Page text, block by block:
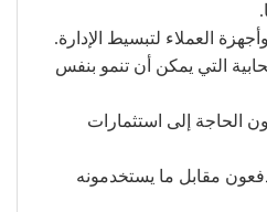
العملاء لتبسيط الإدارة.
التي يمكن أن تنمو بنفس
الحاجة إلى استثمارات
مقابل ما يستخدمونه